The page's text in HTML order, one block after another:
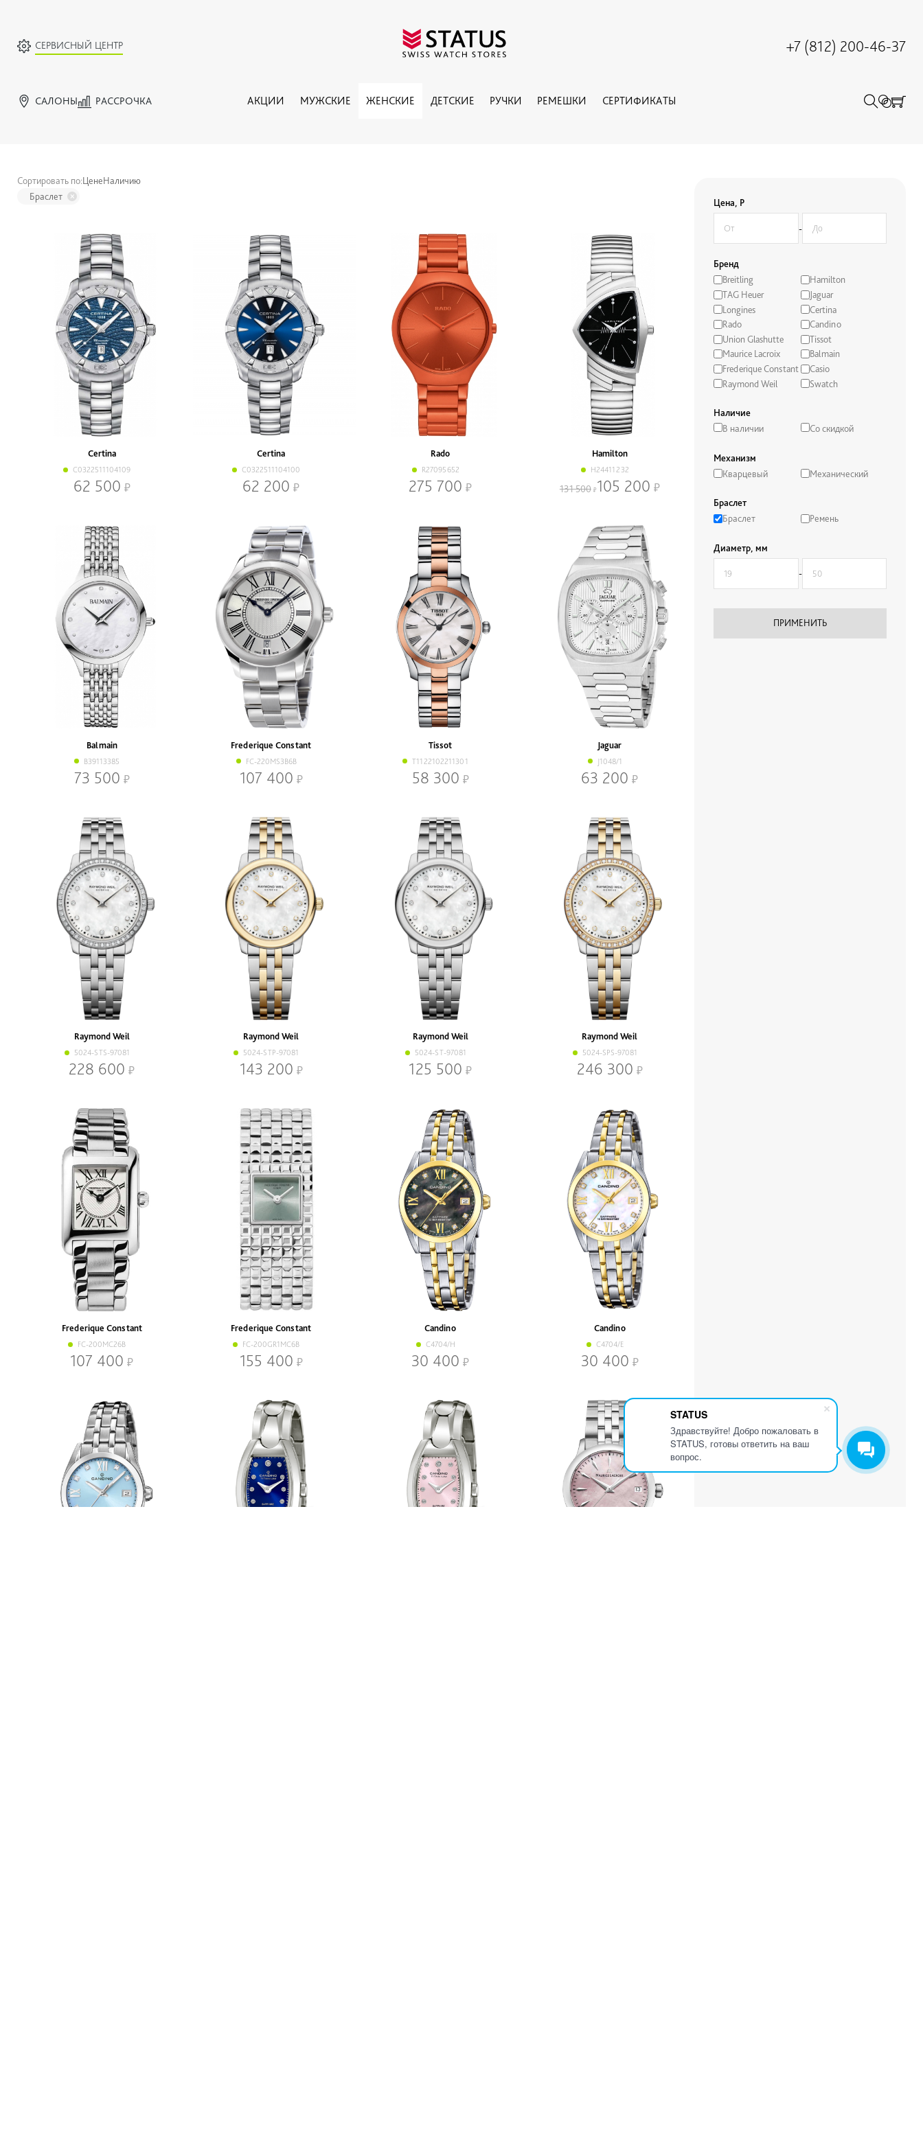
STATUS
Здравствуйте! Добро пожаловать в
STATUS, готовы ответить на ваш
вопрос.
СЕРВИСНЫЙ ЦЕНТР +7 (812) 200-46-37
САЛОНЫ РАССРОЧКА АКЦИИ МУЖСКИЕ ЖЕНСКИЕ ДЕТСКИЕ РУЧКИ РЕМЕШКИ СЕРТИФИКАТЫ
Цена, Р
-
Бренд
Breitling
TAG Heuer
Longines
Rado
Union Glashutte
Maurice Lacroix
Frederique Constant
Raymond Weil
Hamilton
Jaguar
Certina
Candino
Tissot
Balmain
Casio
Swatch
Наличие
В наличии
Со скидкой
Механизм
Кварцевый
Механический
Браслет
Браслет
Ремень
Диаметр, мм
-
Сортировать по:ЦенеНаличию
Браслет
Certina
C0322511104109
62 500
Certina
C0322511104100
62 200
Rado
R27095652
275 700
Hamilton
H24411232
131 500 105 200
Balmain
B39113385
73 500
Frederique Constant
FC-220MS3B6B
107 400
Tissot
T1122102211301
58 300
Jaguar
J1048/1
63 200
Raymond Weil
5024-STS-97081
228 600
Raymond Weil
5024-STP-97081
143 200
Raymond Weil
5024-ST-97081
125 500
Raymond Weil
5024-SPS-97081
246 300
Frederique Constant
FC-200MC26B
107 400
Frederique Constant
FC-200GR1MC6B
155 400
Candino
C4704/H
30 400
Candino
C4704/E
30 400